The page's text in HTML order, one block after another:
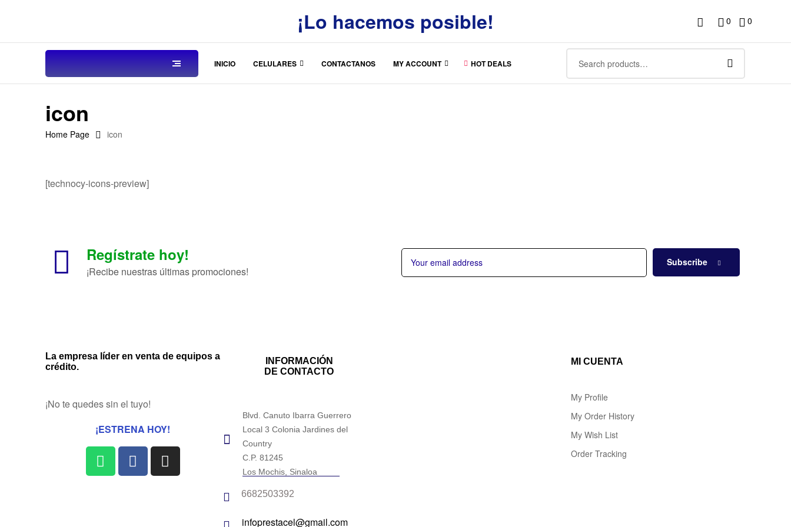
¡Lo hacemos posible! 0 0
INICIO CELULARES CONTACTANOS MY ACCOUNT HOT DEALS
icon
Home Page icon
[technocy-icons-preview]
Regístrate hoy!
¡Recibe nuestras últimas promociones!
Subscribe
La empresa líder en venta de equipos a
crédito.
¡No te quedes sin el tuyo!
¡ESTRENA HOY!
INFORMACIÓN
DE CONTACTO
Blvd. Canuto Ibarra Guerrero
Local 3 Colonia Jardines del
Country
C.P. 81245
Los Mochis, Sinaloa
6682503392
infoprestacel@gmail.com
MI CUENTA
My Profile
My Order History
My Wish List
Order Tracking